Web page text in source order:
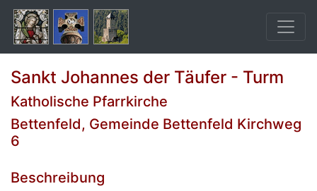
Sankt Johannes der Täufer - Turm
Katholische Pfarrkirche
Bettenfeld, Gemeinde Bettenfeld Kirchweg
6
Beschreibung